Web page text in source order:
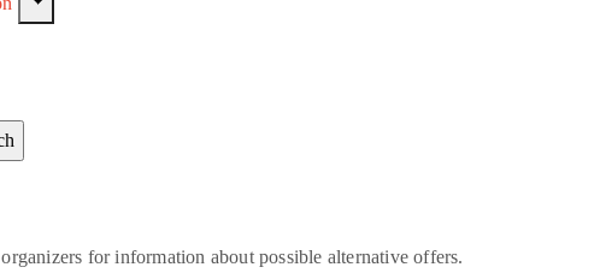
for information about possible alternative offers.